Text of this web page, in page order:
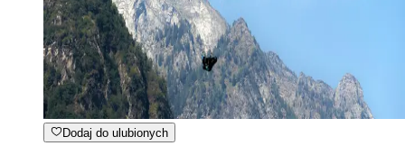
Dodaj do ulubionych